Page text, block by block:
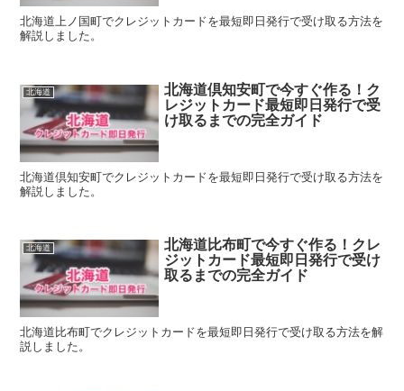
北海道上ノ国町でクレジットカードを最短即日発行で受け取る方法を
解説しました。
北海道
北海道倶知安町で今すぐ作る！ク
レジットカード最短即日発行で受
け取るまでの完全ガイド
北海道倶知安町でクレジットカードを最短即日発行で受け取る方法を
解説しました。
北海道
北海道比布町で今すぐ作る！クレ
ジットカード最短即日発行で受け
取るまでの完全ガイド
北海道比布町でクレジットカードを最短即日発行で受け取る方法を解
説しました。